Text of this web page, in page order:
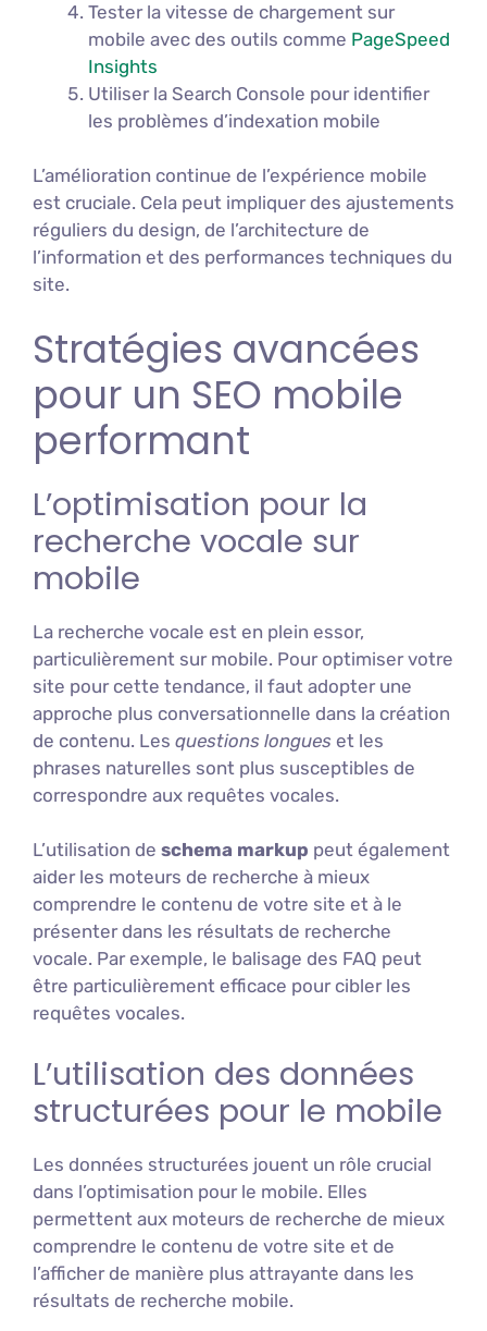
Tester la vitesse de chargement sur
mobile avec des outils comme PageSpeed
Insights
Utiliser la Search Console pour identifier
les problèmes d’indexation mobile
L’amélioration continue de l’expérience mobile
est cruciale. Cela peut impliquer des ajustements
réguliers du design, de l’architecture de
l’information et des performances techniques du
site.
Stratégies avancées
pour un SEO mobile
performant
L’optimisation pour la
recherche vocale sur
mobile
La recherche vocale est en plein essor,
particulièrement sur mobile. Pour optimiser votre
site pour cette tendance, il faut adopter une
approche plus conversationnelle dans la création
de contenu. Les questions longues et les
phrases naturelles sont plus susceptibles de
correspondre aux requêtes vocales.
L’utilisation de schema markup peut également
aider les moteurs de recherche à mieux
comprendre le contenu de votre site et à le
présenter dans les résultats de recherche
vocale. Par exemple, le balisage des FAQ peut
être particulièrement efficace pour cibler les
requêtes vocales.
L’utilisation des données
structurées pour le mobile
Les données structurées jouent un rôle crucial
dans l’optimisation pour le mobile. Elles
permettent aux moteurs de recherche de mieux
comprendre le contenu de votre site et de
l’afficher de manière plus attrayante dans les
résultats de recherche mobile.